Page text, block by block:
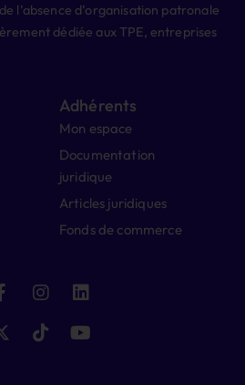
l’absence d’organisation patronale
dédiée aux TPE, entreprises
Adhérents
Mon espace
Documentation
juridique
Articles juridiques
Fonds de commerce